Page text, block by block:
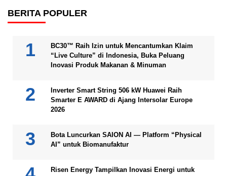
BERITA POPULER
BC30™ Raih Izin untuk Mencantumkan Klaim
“Live Culture” di Indonesia, Buka Peluang
Inovasi Produk Makanan & Minuman
Inverter Smart String 506 kW Huawei Raih
Smarter E AWARD di Ajang Intersolar Europe
2026
Bota Luncurkan SAION AI — Platform “Physical
AI” untuk Biomanufaktur
Risen Energy Tampilkan Inovasi Energi untuk